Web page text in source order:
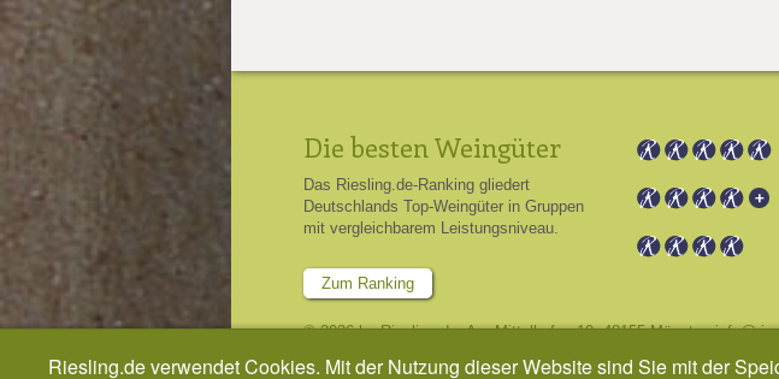
Riesling.de verwendet Cookies. Mit der Nutzung dieser Website sind Sie mit der
Die besten Weingüter
Das Riesling.de-Ranking gliedert
Deutschlands Top-Weingüter in Gruppen
mit vergleichbarem Leistungsniveau.
Zum Ranking
© 2026 by Riesling.de, Am Mittelhafen 10, 48155 Münster,